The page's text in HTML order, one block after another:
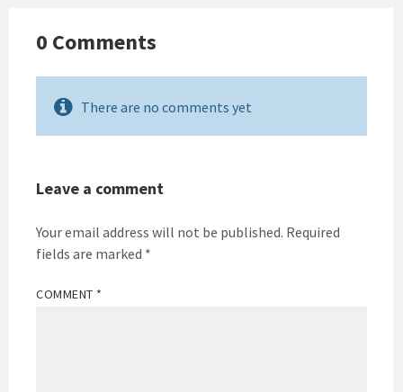
0 Comments
There are no comments yet
Leave a comment
Your email address will not be published. Required
fields are marked *
COMMENT *